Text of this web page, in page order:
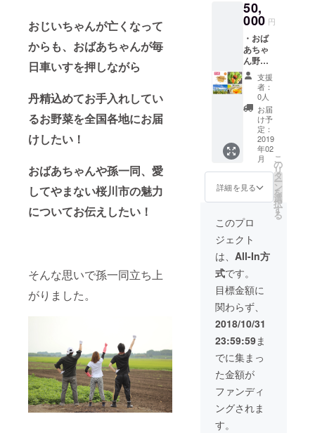
おじいちゃんが亡くなって
からも、おばあちゃんが毎
日車いすを押しながら
丹精込めてお手入れしてい
るお野菜を全国各地にお届
けしたい！
おばあちゃんや孫一同、愛
してやまない桜川市の魅力
についてお伝えしたい！
そんな思いで孫一同立ち上
がりました。
後程、
出荷時
認を行
います
が、ご
連絡が
つかな
い場合
は、お
ばあ
ちゃん
の気ま
ぐれ発
送にな
ります
ので、
いま
がらの
農法で
育てた
旬の朝
どり野
菜をお
送りい
たしま
す！一
箱一箱
違うオ
リジナ
ル野菜
セット
で、季
節の野
菜が
す。 ※
予定は
初回出
荷日の
予定に
なりま
す。後
程、出
荷時期
を行い
ます
が、ご
連絡が
つかな
い場合
は、お
50,
000 円
・おば
あちゃ
ん野菜
セッ
ト 10
箱(6０
サイズ
予定)
(発送時
期を分
け、月
に1箱程
度の予
定で10
か月に
出荷) 昔
ながら
の農法
で育て
た旬の
朝どり
野菜を
お送り
いたし
ます！
一箱一
箱違う
オリジ
ナル野
菜セッ
トで、
季節の
野菜が
支援
者：
0人
お届
け予
定：
2019
年02
月
詳細を見る
こ
の
リ
タ
ー
ン
を
選
択
す
る
このプロ
ジェクト
は、 All-In方
式です。
目標金額に
関わらず、
2018/10/31
23:59:59ま
でに集まっ
た金額が
ファンディ
ングされま
す。